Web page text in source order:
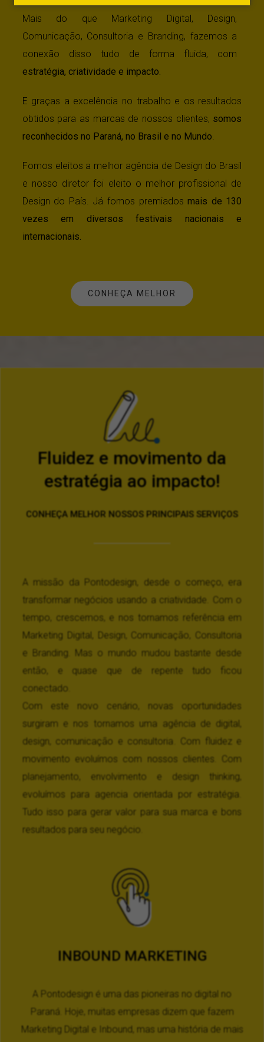
Mais do que Marketing Digital, Design,
Comunicação, Consultoria e Branding, fazemos a
conexão disso tudo de forma fluida, com
estratégia, criatividade e impacto.
E graças a excelência no trabalho e os resultados
obtidos para as marcas de nossos clientes, somos
reconhecidos no Paraná, no Brasil e no Mundo.
Fomos eleitos a melhor agência de Design do Brasil
e nosso diretor foi eleito o melhor profissional de
Design do País. Já fomos premiadosmais de 130
vezes em diversos festivais nacionais e
internacionais.
CONHEÇA MELHOR
Fluidez e movimento da
estratégia ao impacto!
CONHEÇA MELHOR NOSSOS PRINCIPAIS SERVIÇOS
A missão da Pontodesign, desde o começo, era
transformar negócios usando a criatividade. Com o
tempo, crescemos, e nos tornamos referência em
Marketing Digital, Design, Comunicação, Consultoria
e Branding. Mas o mundo mudou bastante desde
então, e quase que de repente tudo ficou
conectado.
Com este novo cenário, novas oportunidades
surgiram e nos tornamos uma agência de digital,
design, comunicação e consultoria. Com fluidez e
movimento evoluímos com nossos clientes. Com
planejamento, envolvimento e design thinking,
evoluímos para agencia orientada por estratégia.
Tudo isso para gerar valor para sua marca e bons
resultados para seu negócio.
INBOUND MARKETING
A Pontodesign é uma das pioneiras no digital no
Paraná. Hoje, muitas empresas dizem que fazem
Marketing Digital e Inbound, mas uma história de mais